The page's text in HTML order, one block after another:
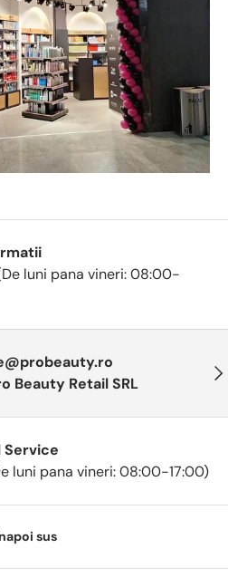
luni pana vineri: 08:00-
Beauty Retail SRL
luni pana vineri: 08:00-17:00)
sus